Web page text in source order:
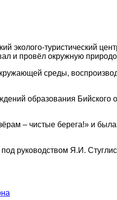
эколого-туристический
и провёл окружную
среды,
образования Бийского
– чистые берега!» и
руководством Я.И.